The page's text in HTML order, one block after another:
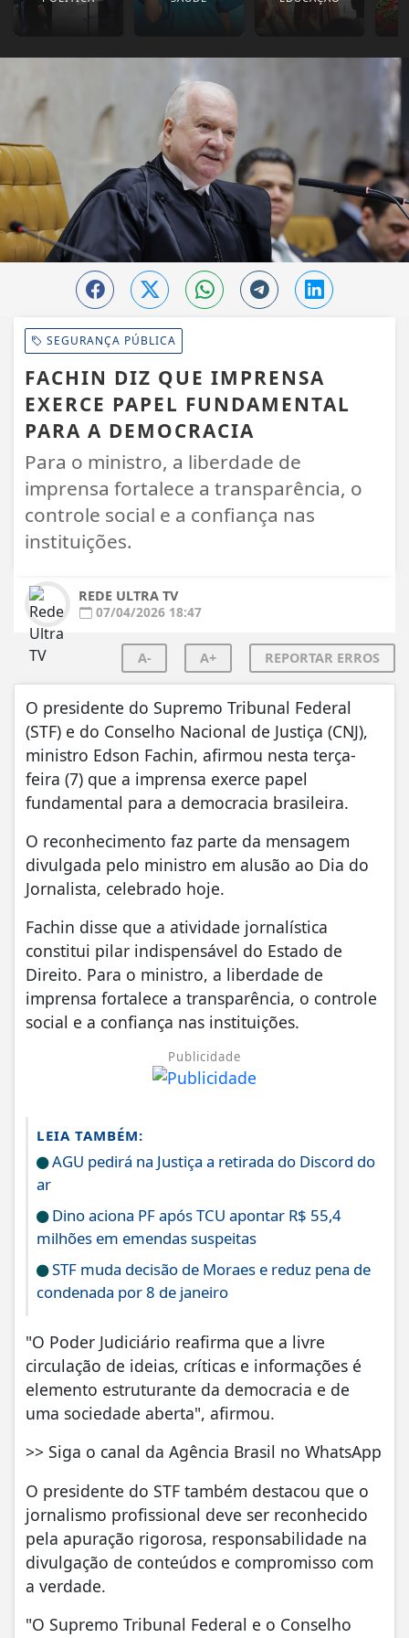
SEGURANÇA PÚBLICA
FACHIN DIZ QUE IMPRENSA
EXERCE PAPEL FUNDAMENTAL
PARA A DEMOCRACIA
Para o ministro, a liberdade de
imprensa fortalece a transparência, o
controle social e a confiança nas
instituições.
REDE ULTRA TV
07/04/2026 18:47
A- A+ REPORTAR ERROS
O presidente do Supremo Tribunal Federal
(STF) e do Conselho Nacional de Justiça (CNJ),
ministro Edson Fachin, afirmou nesta terça-
feira (7) que a imprensa exerce papel
fundamental para a democracia brasileira.
O reconhecimento faz parte da mensagem
divulgada pelo ministro em alusão ao Dia do
Jornalista, celebrado hoje.
Fachin disse que a atividade jornalística
constitui pilar indispensável do Estado de
Direito. Para o ministro, a liberdade de
imprensa fortalece a transparência, o controle
social e a confiança nas instituições.
Publicidade
LEIA TAMBÉM:
AGU pedirá na Justiça a retirada do Discord do
ar
Dino aciona PF após TCU apontar R$ 55,4
milhões em emendas suspeitas
STF muda decisão de Moraes e reduz pena de
condenada por 8 de janeiro
"O Poder Judiciário reafirma que a livre
circulação de ideias, críticas e informações é
elemento estruturante da democracia e de
uma sociedade aberta", afirmou.
>> Siga o canal da Agência Brasil no WhatsApp
O presidente do STF também destacou que o
jornalismo profissional deve ser reconhecido
pela apuração rigorosa, responsabilidade na
divulgação de conteúdos e compromisso com
a verdade.
"O Supremo Tribunal Federal e o Conselho